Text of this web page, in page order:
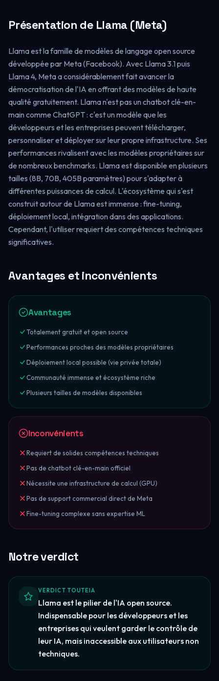
Présentation de Llama (Meta)
Llama est la famille de modèles de langage open source
développée par Meta (Facebook). Avec Llama 3.1 puis
Llama 4, Meta a considérablement fait avancer la
démocratisation de l'IA en offrant des modèles de haute
qualité gratuitement. Llama n'est pas un chatbot clé-en-
main comme ChatGPT : c'est un modèle que les
développeurs et les entreprises peuvent télécharger,
personnaliser et déployer sur leur propre infrastructure. Ses
performances rivalisent avec les modèles propriétaires sur
de nombreux benchmarks. Llama est disponible en plusieurs
tailles (8B, 70B, 405B paramètres) pour s'adapter à
différentes puissances de calcul. L'écosystème qui s'est
construit autour de Llama est immense : fine-tuning,
déploiement local, intégration dans des applications.
Cependant, l'utiliser requiert des compétences techniques
significatives.
Avantages et inconvénients
Avantages
Totalement gratuit et open source
Performances proches des modèles propriétaires
Déploiement local possible (vie privée totale)
Communauté immense et écosystème riche
Plusieurs tailles de modèles disponibles
Inconvénients
Requiert de solides compétences techniques
Pas de chatbot clé-en-main officiel
Nécessite une infrastructure de calcul (GPU)
Pas de support commercial direct de Meta
Fine-tuning complexe sans expertise ML
Notre verdict
VERDICT TOUTEIA
Llama est le pilier de l'IA open source.
Indispensable pour les développeurs et les
entreprises qui veulent garder le contrôle de
leur IA, mais inaccessible aux utilisateurs non
techniques.